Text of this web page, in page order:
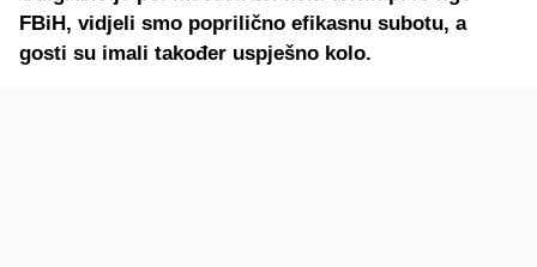
FBiH, vidjeli smo poprilično efikasnu subotu, a
gosti su imali također uspješno kolo.